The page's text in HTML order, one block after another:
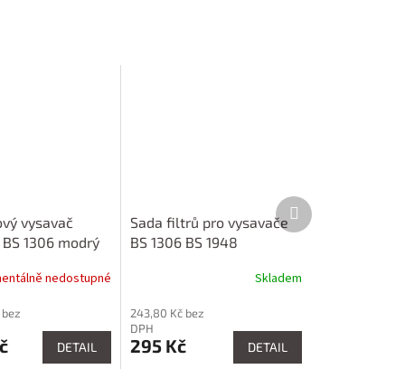
vysavač
1306 modrý
nedostupné
DETAIL
Sada filtrů pro vysavače
BS 1306 BS 1948
Skladem
243,80 Kč bez
DPH
295 Kč DETAIL
Další
produkt